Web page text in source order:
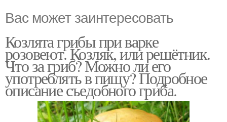
Вас может заинтересовать
Козлята грибы при варке
розовеют. Козляк, или решётник.
Что за гриб? Можно ли его
употреблять в пищу? Подробное
описание съедобного гриба.